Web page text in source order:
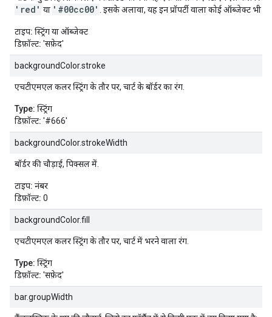
'red' या '#00cc00' . इसके अलावा, यह इन प्रॉपर्टी वाला कोई ऑब्जेक्ट भी
टाइप: स्ट्रिंग या ऑब्जेक्ट
डिफ़ॉल्ट: 'सफ़ेद'
backgroundColor.stroke
एचटीएमएल कलर स्ट्रिंग के तौर पर, चार्ट के बॉर्डर का रंग.
Type: स्ट्रिंग
डिफ़ॉल्ट: '#666'
backgroundColor.strokeWidth
बॉर्डर की चौड़ाई, पिक्सल में.
टाइप: नंबर
डिफ़ॉल्ट: 0
backgroundColor.fill
एचटीएमएल कलर स्ट्रिंग के तौर पर, चार्ट में भरने वाला रंग.
Type: स्ट्रिंग
डिफ़ॉल्ट: 'सफ़ेद'
bar.groupWidth